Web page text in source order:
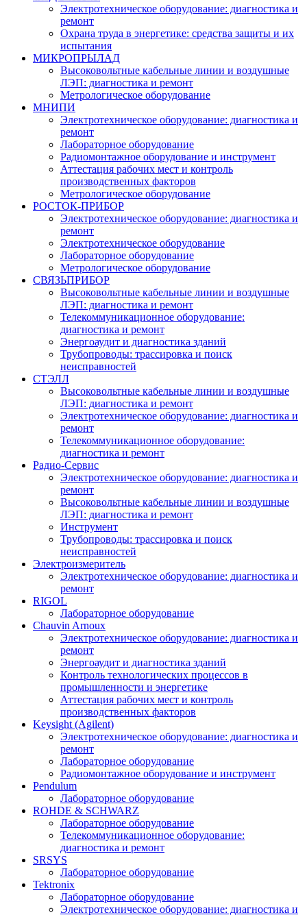
Электротехническое оборудование: диагностика и
ремонт
Охрана труда в энергетике: средства защиты и их
испытания
МИКРОПРЫЛАД
Высоковольтные кабельные линии и воздушные
ЛЭП: диагностика и ремонт
Метрологическое оборудование
МНИПИ
Электротехническое оборудование: диагностика и
ремонт
Лабораторное оборудование
Радиомонтажное оборудование и инструмент
Аттестация рабочих мест и контроль
производственных факторов
Метрологическое оборудование
РОСТОК-ПРИБОР
Электротехническое оборудование: диагностика и
ремонт
Электротехническое оборудование
Лабораторное оборудование
Метрологическое оборудование
СВЯЗЬПРИБОР
Высоковольтные кабельные линии и воздушные
ЛЭП: диагностика и ремонт
Телекоммуникационное оборудование:
диагностика и ремонт
Энергоаудит и диагностика зданий
Трубопроводы: трассировка и поиск
неисправностей
СТЭЛЛ
Высоковольтные кабельные линии и воздушные
ЛЭП: диагностика и ремонт
Электротехническое оборудование: диагностика и
ремонт
Телекоммуникационное оборудование:
диагностика и ремонт
Радио-Cервис
Электротехническое оборудование: диагностика и
ремонт
Высоковольтные кабельные линии и воздушные
ЛЭП: диагностика и ремонт
Инструмент
Трубопроводы: трассировка и поиск
неисправностей
Электроизмеритель
Электротехническое оборудование: диагностика и
ремонт
RIGOL
Лабораторное оборудование
Chauvin Arnoux
Электротехническое оборудование: диагностика и
ремонт
Энергоаудит и диагностика зданий
Контроль технологических процессов в
промышленности и энергетике
Аттестация рабочих мест и контроль
производственных факторов
Keysight (Agilent)
Электротехническое оборудование: диагностика и
ремонт
Лабораторное оборудование
Радиомонтажное оборудование и инструмент
Pendulum
Лабораторное оборудование
ROHDE & SCHWARZ
Лабораторное оборудование
Телекоммуникационное оборудование:
диагностика и ремонт
SRSYS
Лабораторное оборудование
Tektronix
Лабораторное оборудование
Электротехническое оборудование: диагностика и